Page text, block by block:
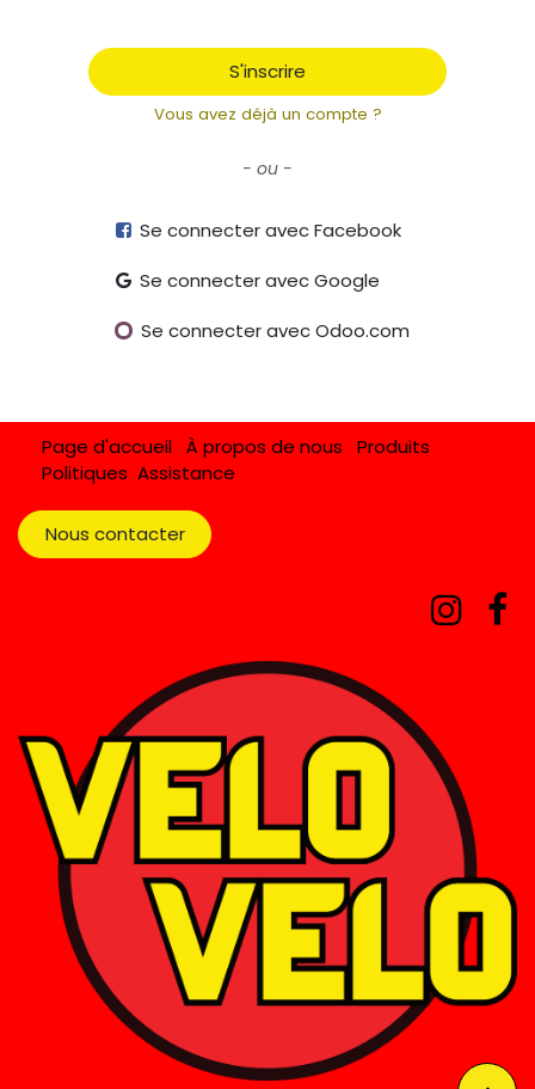
S'inscrire
Vous avez déjà un compte ?
- ou -
Se connecter avec Facebook
Se connecter avec Google
Se connecter avec Odoo.com
Page d'accueil À propos de nous
Produits
Politiques Assistance
Nous contacter​​​​​​